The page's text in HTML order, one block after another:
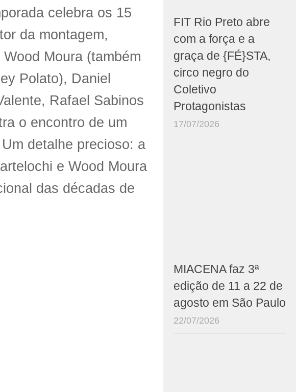
celebra os 15
da montagem,
Moura (também
Polato), Daniel
Rafael Sabinos
o encontro de um
detalhe precioso: a
e Wood Moura
das décadas de
FIT Rio Preto abre
com a força e a
graça de {FÉ}STA,
circo negro do
Coletivo
Protagonistas
17/07/2026
MIACENA faz 3ª
edição de 11 a 22 de
agosto em São Paulo
22/07/2026